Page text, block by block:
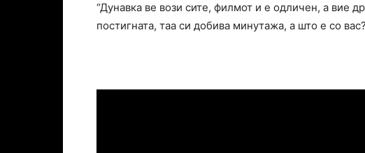
“Дунавка ве вози сите, филмот и е одличен, а вие
постигната, таа си добива минутажа, а што е со